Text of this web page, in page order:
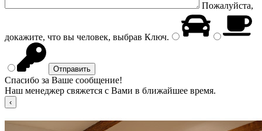
Пожалуйста,
докажите, что вы человек, выбрав Ключ.
Спасибо за Ваше сообщение!
Наш менеджер свяжется с Вами в ближайшее время.